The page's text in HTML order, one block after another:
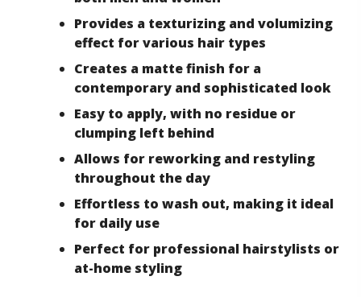
Provides a texturizing and volumizing
effect for various hair types
Creates a matte finish for a
contemporary and sophisticated look
Easy to apply, with no residue or
clumping left behind
Allows for reworking and restyling
throughout the day
Effortless to wash out, making it ideal
for daily use
Perfect for professional hairstylists or
at-home styling